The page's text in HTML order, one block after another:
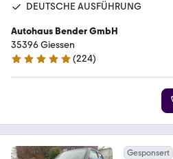
DEUTSCHE AUSFÜHRUNG
Autohaus Bender GmbH
35396 Giessen
4.9 Sterne
(224)
Gesponsert